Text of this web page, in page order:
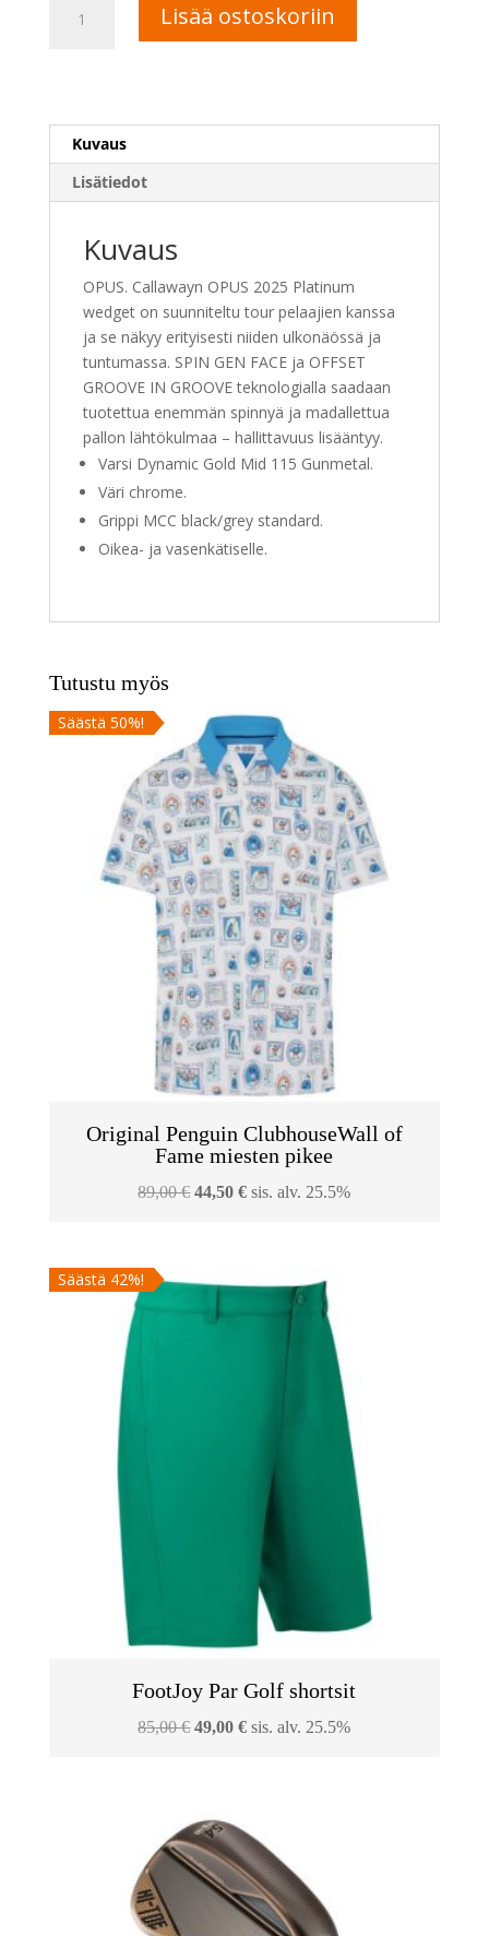
OPUS
Lisää ostoskoriin
n
i
Kuvaus
Lisätiedot
Kuvaus
OPUS. Callawayn OPUS 2025 Platinum
wedget on suunniteltu tour pelaajien kanssa
ja se näkyy erityisesti niiden ulkonäössä ja
tuntumassa. SPIN GEN FACE ja OFFSET
GROOVE IN GROOVE teknologialla saadaan
tuotettua enemmän spinnyä ja madallettua
pallon lähtökulmaa – hallittavuus lisääntyy.
Varsi Dynamic Gold Mid 115 Gunmetal.
Väri chrome.
Grippi MCC black/grey standard.
Oikea- ja vasenkätiselle.
Tutustu myös
Säästä 50%!
Original Penguin ClubhouseWall of
Fame miesten pikee
89,00€ Alkuperäinen
89,00 €.
44,50€Nykyinen
44,50 €.
sis. alv. 25.5%
Säästä 42%!
FootJoy Par Golf shortsit
85,00€ Alkuperäinen
49,00€Nykyinen
sis. alv. 25.5%